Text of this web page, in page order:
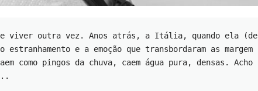
e viver outra vez. Anos atrás, a Itália, quando ela (de
e a emoção que transbordaram as margem
como pingos da chuva, caem água pura, densas. Acho